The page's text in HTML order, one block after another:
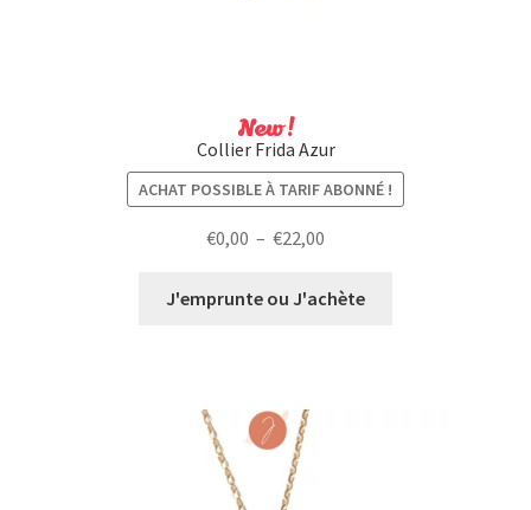
New !
Collier Frida Azur
ACHAT POSSIBLE À TARIF ABONNÉ !
€0,00 – €22,00
prix :
J'emprunte ou J'achète